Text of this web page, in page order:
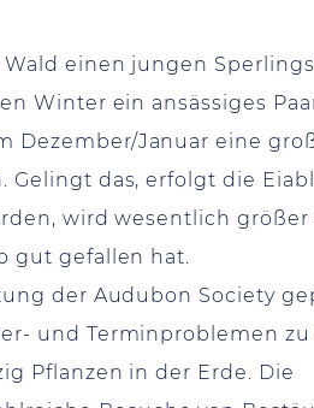
einen jungen
Winter ein ansässiges
Dezember/Januar eine
das, erfolgt die
wird wesentlich größer
gut gefallen hat.
der Audubon Society
und Terminproblemen zu
Pflanzen in der Erde. Die